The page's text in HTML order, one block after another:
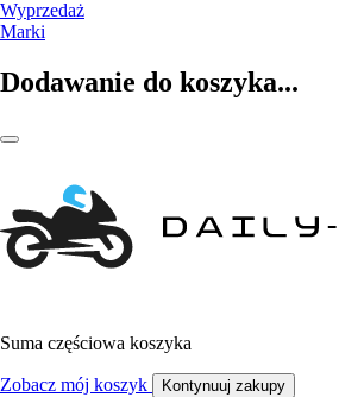
Wyprzedaż
Marki
Dodawanie do koszyka...
Suma częściowa koszyka
Zobacz mój koszyk Kontynuuj zakupy